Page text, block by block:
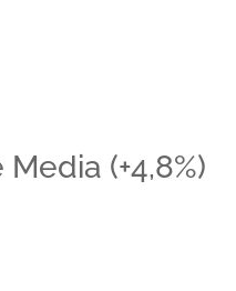
(+4,8%)